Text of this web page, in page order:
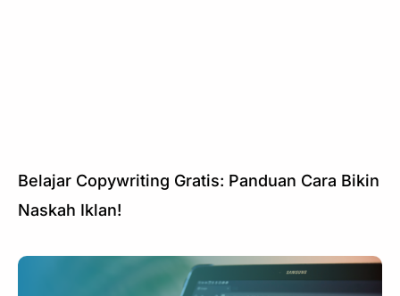
Belajar Copywriting Gratis: Panduan Cara Bikin
Naskah Iklan!